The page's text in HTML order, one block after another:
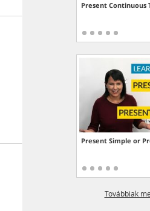
Present Continuous
Present Simple or
Továbbiak